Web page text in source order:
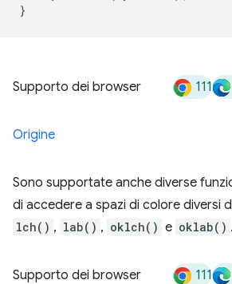
}
Supporto dei browser 111
Origine
Sono supportate anche diverse
di accedere a spazi di colore diversi
lch() , lab() , oklch() e oklab() .
Supporto dei browser 111